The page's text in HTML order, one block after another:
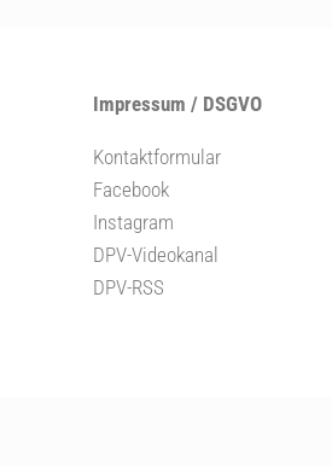
Impressum / DSGVO
Kontaktformular
Facebook
Instagram
DPV-Videokanal
DPV-RSS